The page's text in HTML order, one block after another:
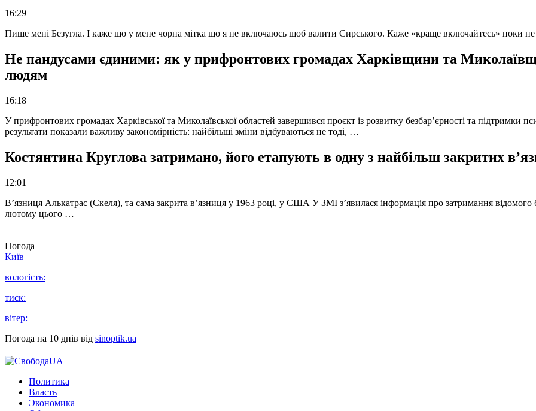
16:29
Пише мені Безугла. І каже що у мене чорна мітка що я не включаюсь щоб валити Сирського. Каже «краще включайтесь» поки
Не пандусами єдиними: як у прифронтових громадах Харківщини та
людям
16:18
У прифронтових громадах Харківської та Миколаївської областей завершився проєкт із розвитку безбар’єрності та підтримки
результати показали важливу закономірність: найбільші зміни відбуваються не тоді, …
Костянтина Круглова затримано, його етапують в одну з найбільш закритих
12:01
В’язниця Алькатрас (Скеля), та сама закрита в’язниця у 1963 році, у США У ЗМІ з’явилася інформація про затримання
лютому цього …
Погода
Київ
вологість:
тиск:
вітер:
Погода на 10 днів від sinoptik.ua
Политика
Власть
Экономика